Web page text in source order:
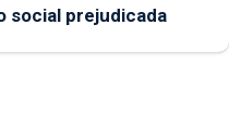
social prejudicada